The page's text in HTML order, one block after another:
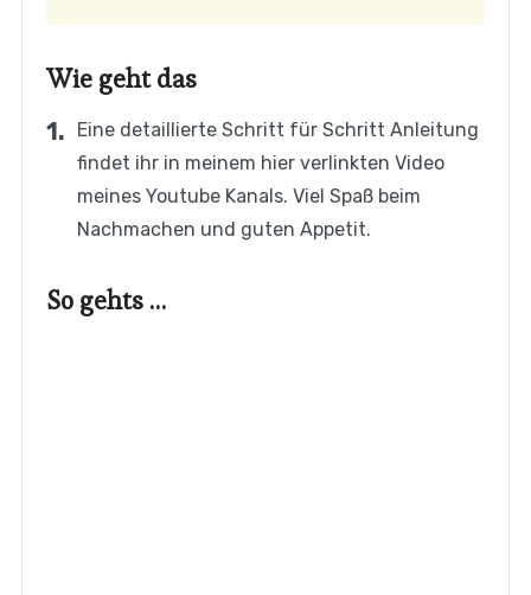
Wie geht das
Eine detaillierte Schritt für Schritt Anleitung
findet ihr in meinem hier verlinkten Video
meines Youtube Kanals. Viel Spaß beim
Nachmachen und guten Appetit.
So gehts …